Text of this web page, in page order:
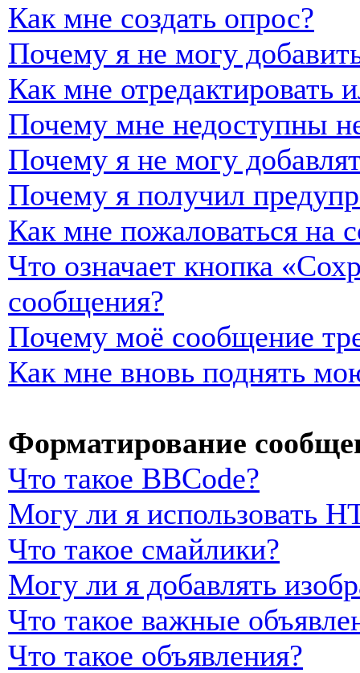
Как мне создать опрос?
Почему я не могу
Как мне отредактировать
Почему мне недоступны
Почему я не могу
Почему я получил
Как мне пожаловаться на
Что означает кнопка
сообщения?
Почему моё сообщение
Как мне вновь поднять
Форматирование
Что такое BBCode?
Могу ли я использовать
Что такое смайлики?
Могу ли я добавлять
Что такое важные
Что такое объявления?